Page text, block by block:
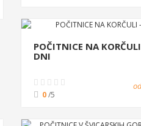
POČITNICE NA
DNI
0/5